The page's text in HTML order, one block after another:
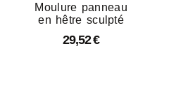
Moulure panneau
en hêtre sculpté
29,52€